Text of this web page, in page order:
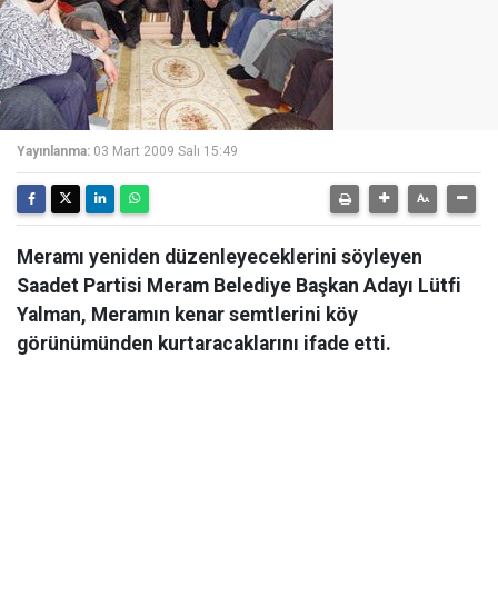
Yayınlanma: 03 Mart 2009 Salı 15:49
Meramı yeniden düzenleyeceklerini söyleyen
Saadet Partisi Meram Belediye Başkan Adayı Lütfi
Yalman, Meramın kenar semtlerini köy
görünümünden kurtaracaklarını ifade etti.